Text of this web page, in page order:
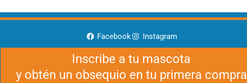
Facebook Instagram
Inscribe a tu mascota
y obtén un obsequio en tu primera compra